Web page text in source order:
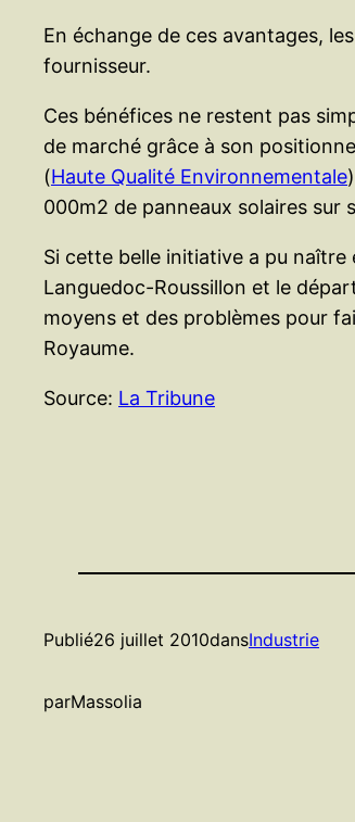
En échange de ces avantages,
fournisseur.
Ces bénéfices ne restent pas
de marché grâce à son
(Haute Qualité Environnementale
000m2 de panneaux solaires sur
Si cette belle initiative a pu naître
Languedoc-Roussillon et le
moyens et des problèmes pour
Royaume.
Source: La Tribune
Publié26 juillet 2010dansIndustrie
parMassolia